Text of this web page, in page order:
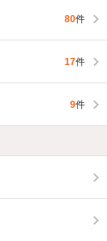
80件
17件
9件